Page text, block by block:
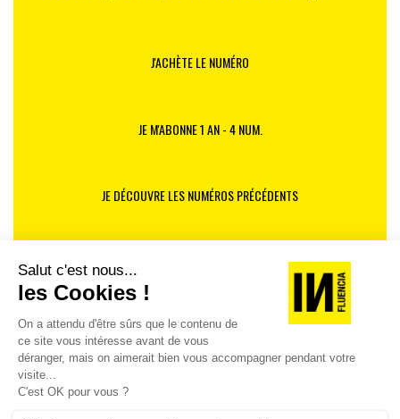
J'ACHÈTE LE NUMÉRO
JE M'ABONNE 1 AN - 4 NUM.
JE DÉCOUVRE LES NUMÉROS PRÉCÉDENTS